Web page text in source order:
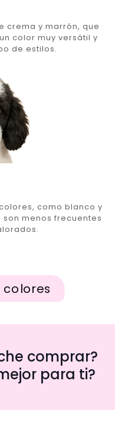
crema y marrón, que
color muy versátil y
de estilos.
como blanco y
menos frecuentes
comprar?
para ti?